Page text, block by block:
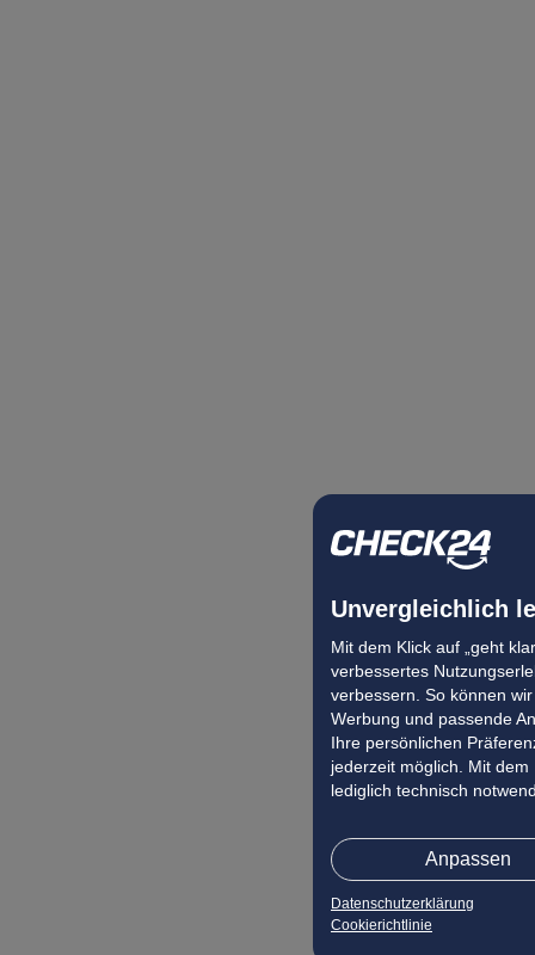
Unvergleichlich
Mit dem Klick auf „geht
verbessertes
verbessern. So können
Werbung und passende
Ihre persönlichen
jederzeit möglich. Mit dem
lediglich technisch
Anpassen
Datenschutzerklärung
Cookierichtlinie